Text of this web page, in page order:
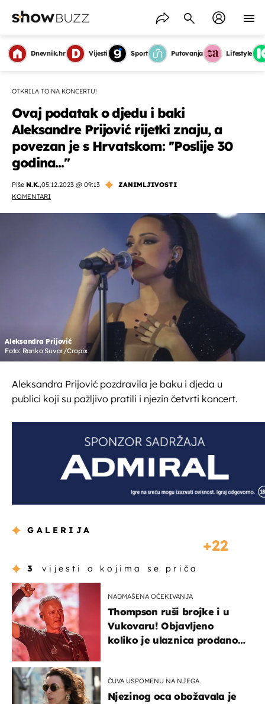
Dnevnik.hr Vijesti Sport Putovanja Lifestyle
OTKRILA TO NA KONCERTU!
Ovaj podatak o djedu i baki
Aleksandre Prijović rijetki znaju, a
povezan je s Hrvatskom: ''Poslije 30
godina...''
Piše N.K.,05.12.2023 @ 09:13
ZANIMLJIVOSTI
KOMENTARI
Aleksandra Prijović
Foto: Ranko Suvar/Cropix
Aleksandra Prijović pozdravila je baku i djeda u
publici koji su pažljivo pratili i njezin četvrti koncert.
GALERIJA
22
3 vijesti o kojima se priča
NADMAŠENA OČEKIVANJA
Thompson ruši brojke i u
Vukovaru! Objavljeno
koliko je ulaznica prodano
ČUVA USPOMENU NA NJEGA
Njezinog oca obožavala je
OMOGUĆI OBAVIJESTI